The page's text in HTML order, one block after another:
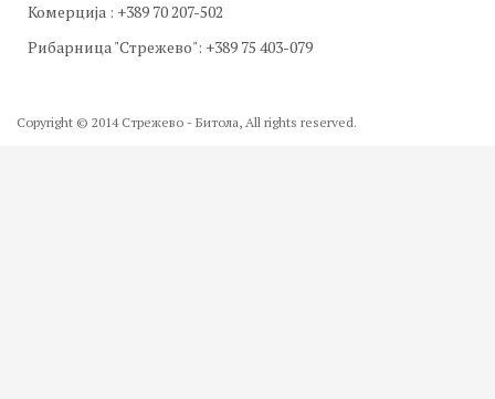
Комерција : +389 70 207-502
Рибарница "Стрежево": +389 75 403-079
Copyright © 2014 Стрежево - Битола, All rights reserved.